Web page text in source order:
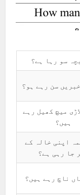
سو رہا ہے؟
سن رہے ہو؟
میچ کھیل رہے
ہیں؟
اپنی خالہ کے
جا رہی ہے؟
ناچ رہے ہیں؟